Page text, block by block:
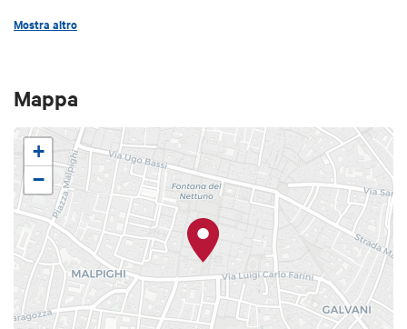
costruito il Palazzo dell’Archiginnasio, con la
avrebbe dato maggior decoro e risalto al Palazzo.
Mostra altro
Mappa
+
−